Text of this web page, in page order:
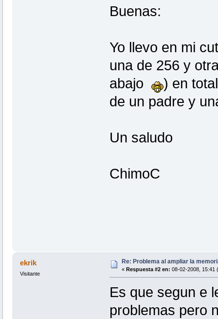
Buenas:
Yo llevo en mi
una de 256 y
abajo
) en
de un padre y
Un saludo
ChimoC
ekrik
Visitante
Re: Problema al ampliar la
« Respuesta #2 en: 08-02-2008, 15:41
Es que segun e
problemas pero